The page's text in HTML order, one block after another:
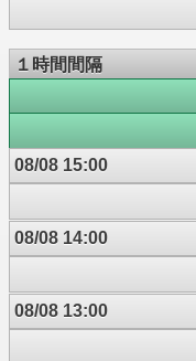
１時間間隔
08/08 15:00
08/08 14:00
08/08 13:00